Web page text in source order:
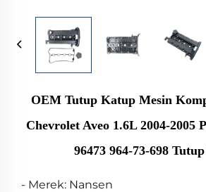
OEM Tutup Katup Mesin
Chevrolet Aveo 1.6L 2004-2005
96473 964-73-698
- Merek: Nansen